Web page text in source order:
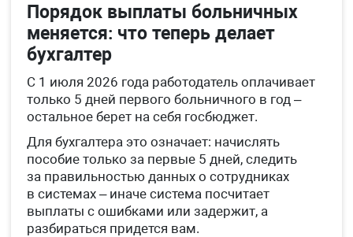
Порядок выплаты больничных
меняется: что теперь делает
бухгалтер
С 1 июля 2026 года работодатель оплачивает
только 5 дней первого больничного в год –
остальное берет на себя госбюджет.
Для бухгалтера это означает: начислять
пособие только за первые 5 дней, следить
за правильностью данных о сотрудниках
в системах – иначе система посчитает
выплаты с ошибками или задержит, а
разбираться придется вам.